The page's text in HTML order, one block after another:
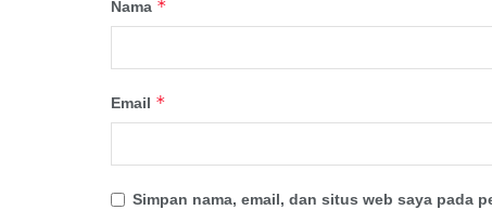
Nama *
Email *
Simpan nama, email, dan situs web saya pada